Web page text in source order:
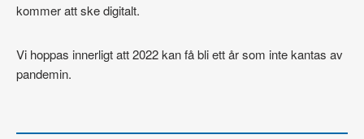
kommer att ske digitalt.
Vi hoppas innerligt att 2022 kan få bli ett år som inte kantas av
pandemin.